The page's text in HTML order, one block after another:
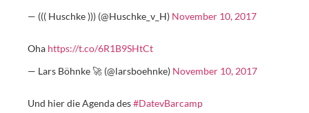
— ((( Huschke ))) (@Huschke_v_H) November 10, 2017
Oha https://t.co/6R1B9SHtCt
— Lars Böhnke 🚀 (@larsboehnke) November 10, 2017
Und hier die Agenda des#DatevBarcamp